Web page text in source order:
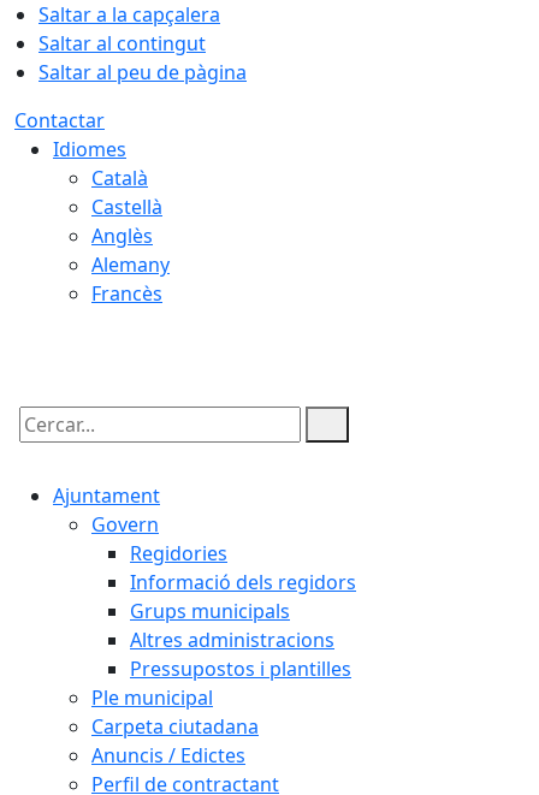
Saltar a la capçalera
Saltar al contingut
Saltar al peu de pàgina
Contactar
Idiomes
Català
Castellà
Anglès
Alemany
Francès
Cercar:
Ajuntament
Govern
Regidories
Informació dels regidors
Grups municipals
Altres administracions
Pressupostos i plantilles
Ple municipal
Carpeta ciutadana
Anuncis / Edictes
Perfil de contractant